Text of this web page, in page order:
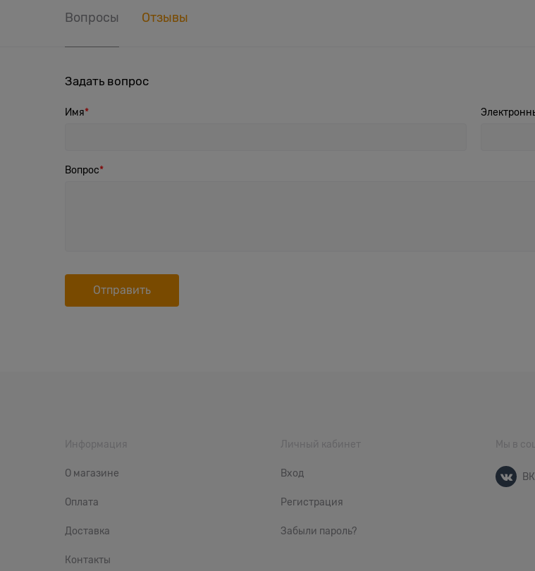
Вопросы Отзывы
Задать вопрос
Имя
Вопрос
Информация
О магазине
Оплата
Доставка
Контакты
Личный кабинет
Вход
Регистрация
Забыли пароль?
Мы в